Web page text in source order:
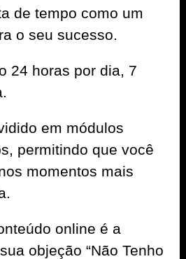
de tempo como um
o seu sucesso.
24 horas por dia, 7
em módulos
permitindo que você
momentos mais
online é a
objeção “Não Tenho